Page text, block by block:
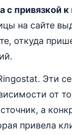
с привязкой к
на сайте
откуда
Эти
от
а
привела